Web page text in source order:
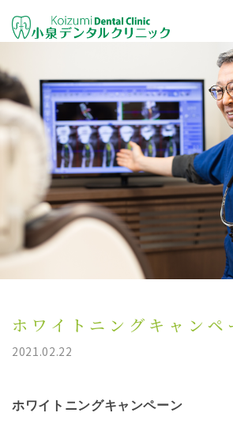
ホワイトニングキャンペ
2021.02.22
ホワイトニングキャンペーン